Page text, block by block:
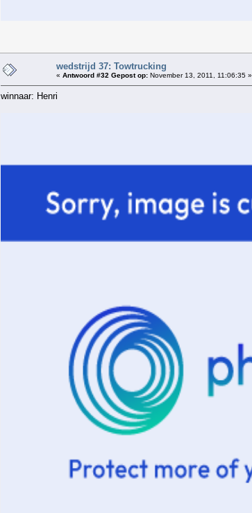
wedstrijd 37: Towtrucking
« Antwoord #32 Gepost op: November 13, 2011, 11:06:35 »
winnaar: Henri